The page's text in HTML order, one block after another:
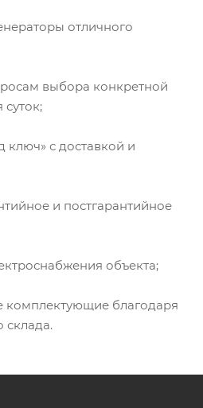
отличного
выбора конкретной
ключ» с доставкой и
и постгарантийное
объекта;
комплектующие благодаря
склада.